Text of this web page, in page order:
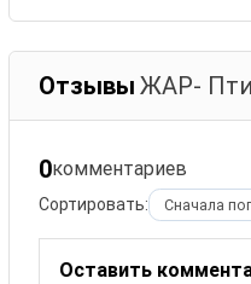
Отзывы ЖАР-
0комментариев
Сортировать:
Оставить